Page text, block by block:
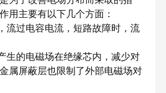
用主要有以下几个方面：
流过电容电流，短路故障时，流
生的电磁场在绝缘芯内，减少对
属屏蔽层也限制了外部电磁场对